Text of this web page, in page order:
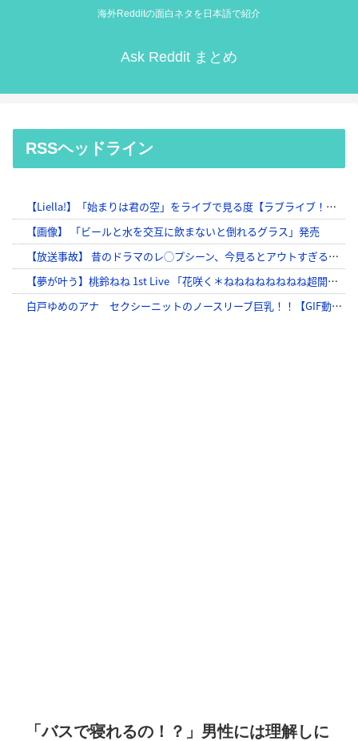
海外Redditの面白ネタを日本語で紹介
Ask Reddit まとめ
RSSヘッドライン
「バスで寝れるの！？」男性には理解しに